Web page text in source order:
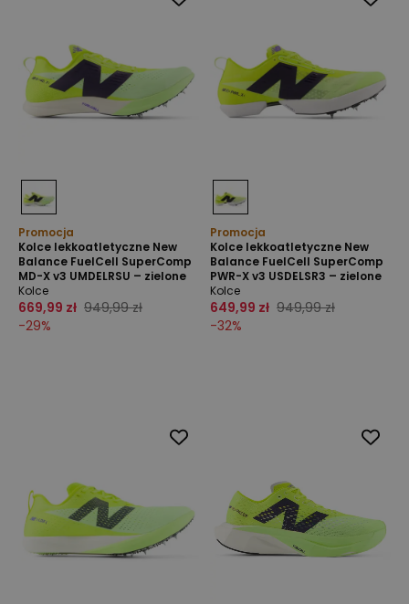
Promocja
Kolce lekkoatletyczne New
Balance FuelCell SuperComp
MD-X v3 UMDELRSU – zielone
Kolce
669,99 zł 949,99 zł
-29%
Promocja
Kolce lekkoatletyczne New
Balance FuelCell SuperComp
PWR-X v3 USDELSR3 – zielone
Kolce
649,99 zł 949,99 zł
-32%